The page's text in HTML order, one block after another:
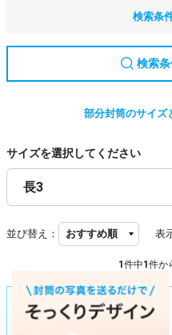
検索条
検索
部分封筒のサイズ
サイズを選択してください
並び替え： 表
1 件中1 件か